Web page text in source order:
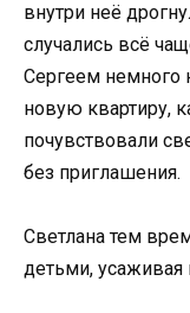
внутри неё
случались всё
Сергеем немного
новую квартиру,
почувствовали
без приглашения.
Светлана тем
детьми, усаживая